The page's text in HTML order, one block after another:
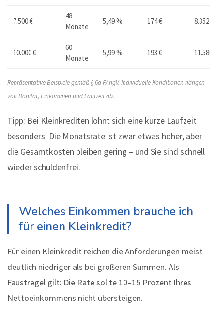
7.500 €
48
Monate
5,49 % 174 € 8.352 €
10.000 €
60
Monate
5,99 % 193 € 11.580 €
Repräsentative Beispiele gemäß § 6a PAngV. Individuelle Konditionen hängen
von Bonität, Einkommen und Laufzeit ab.
Tipp: Bei Kleinkrediten lohnt sich eine kurze Laufzeit
besonders. Die Monatsrate ist zwar etwas höher, aber
die Gesamtkosten bleiben gering – und Sie sind schnell
wieder schuldenfrei.
Welches Einkommen brauche ich
für einen Kleinkredit?
Für einen Kleinkredit reichen die Anforderungen meist
deutlich niedriger als bei größeren Summen. Als
Faustregel gilt: Die Rate sollte 10–15 Prozent Ihres
Nettoeinkommens nicht übersteigen.